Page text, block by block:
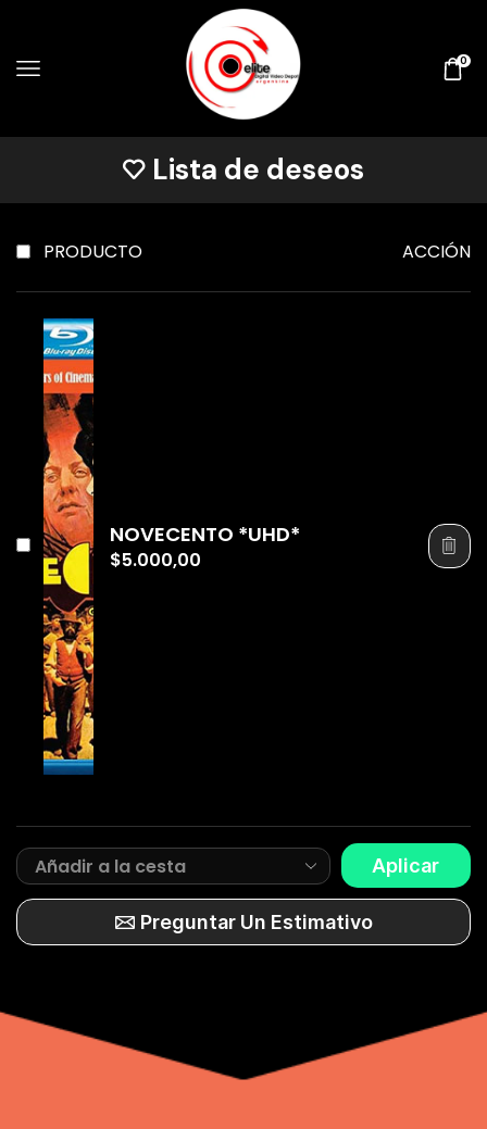
0
Lista de deseos
PRODUCTO ACCIÓN
NOVECENTO *UHD*
$5.000,00
Aplicar
Preguntar Un Estimativo